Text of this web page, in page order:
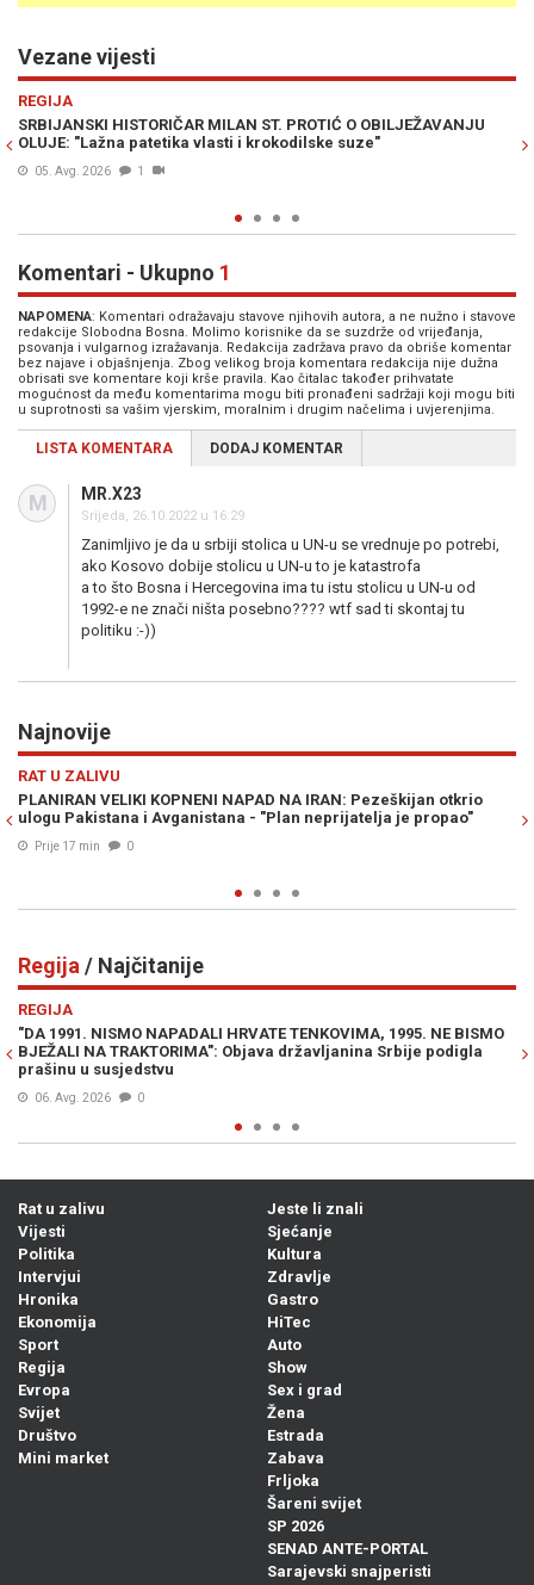
Vezane vijesti
O OBILJEŽAVANJU
suze"
SRBIJA NA NOGAMA NAKON
PROTIĆA: "Zločin u Srebrenici je
Komentari - Ukupno 1
NAPOMENA: Komentari odražavaju stavove njihovih autora, a ne nužno i stavove
redakcije Slobodna Bosna. Molimo korisnike da se suzdrže od vrijeđanja,
psovanja i vulgarnog izražavanja. Redakcija zadržava pravo da obriše komentar
bez najave i objašnjenja. Zbog velikog broja komentara redakcija nije dužna
obrisati sve komentare koji krše pravila. Kao čitalac također prihvatate
mogućnost da među komentarima mogu biti pronađeni sadržaji koji mogu biti
u suprotnosti sa vašim vjerskim, moralnim i drugim načelima i uvjerenjima.
LISTA KOMENTARA DODAJ KOMENTAR
M MR.X23
Srijeda, 26.10.2022 u 16:29
Zanimljivo je da u srbiji stolica u UN-u se vrednuje po potrebi,
ako Kosovo dobije stolicu u UN-u to je katastrofa
a to što Bosna i Hercegovina ima tu istu stolicu u UN-u od
1992-e ne znači ništa posebno???? wtf sad ti skontaj tu
politiku :-))
Najnovije
NA IRAN: Pezeškijan otkrio
neprijatelja je propao"
ODLAZAK DOAJENA BH.
novinar i publicista Hajdar Arifagić
Regija / Najčitanije
TENKOVIMA, 1995. NE BISMO
državljanina Srbije podigla
SRBI DIVLJAJU NA LJETOVANJU:
seljačenje! Dno, dna"
Rat u zalivu
Vijesti
Politika
Intervjui
Hronika
Ekonomija
Sport
Regija
Evropa
Svijet
Društvo
Mini market
Jeste li znali
Sjećanje
Kultura
Zdravlje
Gastro
HiTec
Auto
Show
Sex i grad
Žena
Estrada
Zabava
Frljoka
Šareni svijet
SP 2026
SENAD ANTE-PORTAL
Sarajevski snajperisti